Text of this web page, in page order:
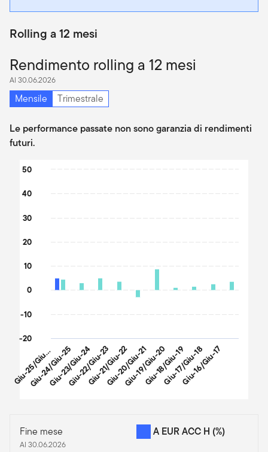
Rolling a 12 mesi
Rendimento rolling a 12 mesi
Al 30.06.2026
Mensile Trimestrale
Le performance passate non sono garanzia di rendimenti
futuri.
Chart
Bar chart with 2 data series.
The chart has 1 Y axis displaying values. Data ranges from -
G
i
u
-
2
5
/
G
i
u
-
2
6
Giu-24/Giu-25
Giu-23/Giu-24
Giu-22/Giu-23
Giu-21/Giu-22
Giu-20/Giu-21
Giu-19/Giu-20
Giu-18/Giu-19
Giu-17/Giu-18
Giu-16/Giu-17
-20
-10
0
10
20
30
40
50
Fine mese
Al 30.06.2026
A EUR ACC H (%)